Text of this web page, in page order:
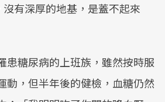
有深厚的地基，是蓋不起來
患糖尿病的上班族，雖然按時服
動，但半年後的健檢，血糖仍然